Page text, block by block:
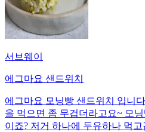
서브웨이
에그마요 샌드위치
에그마요 모닝빵 샌드위치 입니
을 먹으면 좀 무겁더라고요~ 모
이죠? 저거 하나에 두유하나 먹